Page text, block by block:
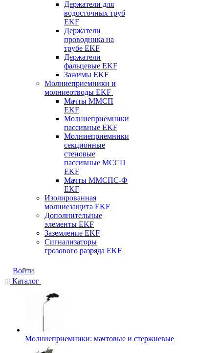
Держатели для
водосточных труб
EKF
Держатели
проводника на
трубе EKF
Держатели
фальцевые EKF
Зажимы EKF
Молниеприемники и
молниеотводы EKF
Мачты ММСП
EKF
Молниеприемники
пассивные EKF
Молниеприемники
секционные
стеновые
пассивные МССП
EKF
Мачты ММСПС-Ф
EKF
Изолированная
молниезащита EKF
Дополнительные
элементы EKF
Заземление EKF
Сигнализаторы
грозового разряда EKF
Войти
Каталог
Молниеприемники: мачтовые и стержневые